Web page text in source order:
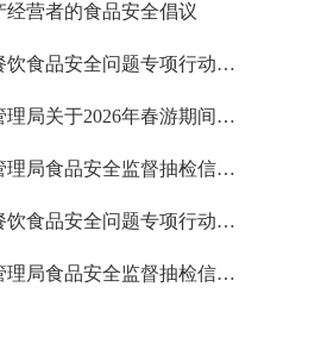
营者的食品安全倡议
天门市治理网络餐饮食品安全问题专项行动典型案例（二）
天门市市场监督管理局关于2026年春游期间食品安全风险提示
天门市市场监督管理局食品安全监督抽检信息公告（2026年第2期）
天门市治理网络餐饮食品安全问题专项行动典型案例（一）
天门市市场监督管理局食品安全监督抽检信息公告 （2026年第1期）